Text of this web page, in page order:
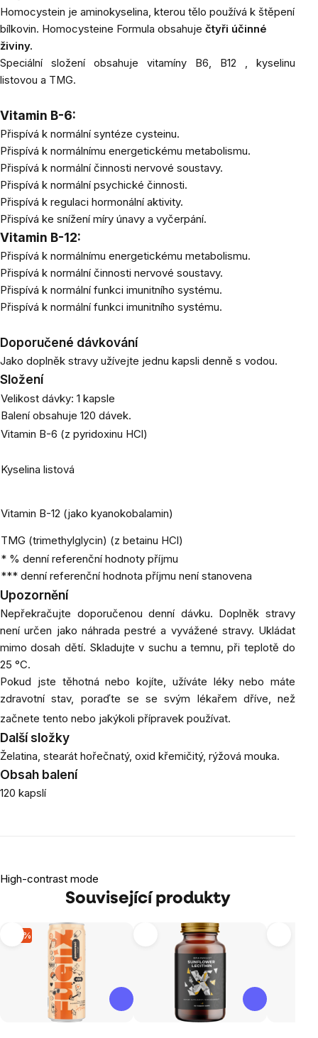
Homocystein je aminokyselina, kterou tělo používá k štěpení
bílkovin. Homocysteine Formula obsahuje čtyři účinné
živiny.
Speciální složení obsahuje vitamíny B6, B12 , kyselinu
listovou a TMG.
Vitamin B-6:
Přispívá k normální syntéze cysteinu.
Přispívá k normálnímu energetickému metabolismu.
Přispívá k normální činnosti nervové soustavy.
Přispívá k normální psychické činnosti.
Přispívá k regulaci hormonální aktivity.
Přispívá ke snížení míry únavy a vyčerpání.
Vitamin B-12:
Přispívá k normálnímu energetickému metabolismu.
Přispívá k normální činnosti nervové soustavy.
Přispívá k normální funkci imunitního systému.
Přispívá k normální funkci imunitního systému.
Doporučené dávkování
Jako doplněk stravy užívejte jednu kapsli denně s vodou.
Složení
Velikost dávky: 1 kapsle
Balení obsahuje 120 dávek.
Vitamin B-6 (z pyridoxinu HCl)
Kyselina listová
Vitamin B-12 (jako kyanokobalamin)
TMG (trimethylglycin) (z betainu HCl)
* % denní referenční hodnoty příjmu
*** denní referenční hodnota příjmu není stanovena
Upozornění
Nepřekračujte doporučenou denní dávku. Doplněk stravy
není určen jako náhrada pestré a vyvážené stravy. Ukládat
mimo dosah dětí. Skladujte v suchu a temnu, při teplotě do
25 °C.
Pokud jste těhotná nebo kojíte, užíváte léky nebo máte
zdravotní stav, poraďte se se svým lékařem dříve, než
začnete tento nebo jakýkoli přípravek používat.
Další složky
Želatina, stearát hořečnatý, oxid křemičitý, rýžová mouka.
Obsah balení
120 kapslí
High-contrast mode
Související produkty
-15 %